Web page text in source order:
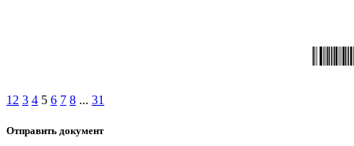
1 2 3 4 5 6 7 8 ... 31
Отправить документ